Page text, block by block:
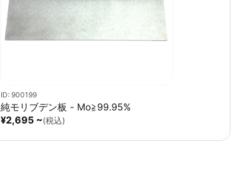
ID: 900199
純モリブデン板 - Mo≧99.95%
¥2,695 ~(税込)